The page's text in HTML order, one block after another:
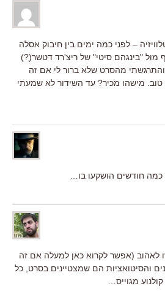
– לפני כמה ימים בין חיבוק אסלה
"בינגהם סיטי" של ריצ'רד דטשר(?)
מהסרט שלא ברור לי אם זה
מישהו מכיר? עד השידור לא שמעתי
כמה חודשים הושקעו בו…
לאהוב (אפשר לקרוא כאן למעלה אם זה
והסיטואציות הם שמצטיינים בסרט, כל
מגוייס…